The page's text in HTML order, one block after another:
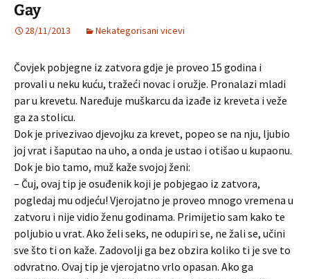
Gay
28/11/2013 Nekategorisani vicevi
Čovjek pobjegne iz zatvora gdje je proveo 15 godina i
provali u neku kuću, tražeći novac i oružje. Pronalazi mladi
par u krevetu. Naređuje muškarcu da izađe iz kreveta i veže
ga za stolicu.
Dok je privezivao djevojku za krevet, popeo se na nju, ljubio
joj vrat i šaputao na uho, a onda je ustao i otišao u kupaonu.
Dok je bio tamo, muž kaže svojoj ženi:
– Čuj, ovaj tip je osuđenik koji je pobjegao iz zatvora,
pogledaj mu odjeću! Vjerojatno je proveo mnogo vremena u
zatvoru i nije vidio ženu godinama. Primijetio sam kako te
poljubio u vrat. Ako želi seks, ne odupiri se, ne žali se, učini
sve što ti on kaže. Zadovolji ga bez obzira koliko ti je sve to
odvratno. Ovaj tip je vjerojatno vrlo opasan. Ako ga